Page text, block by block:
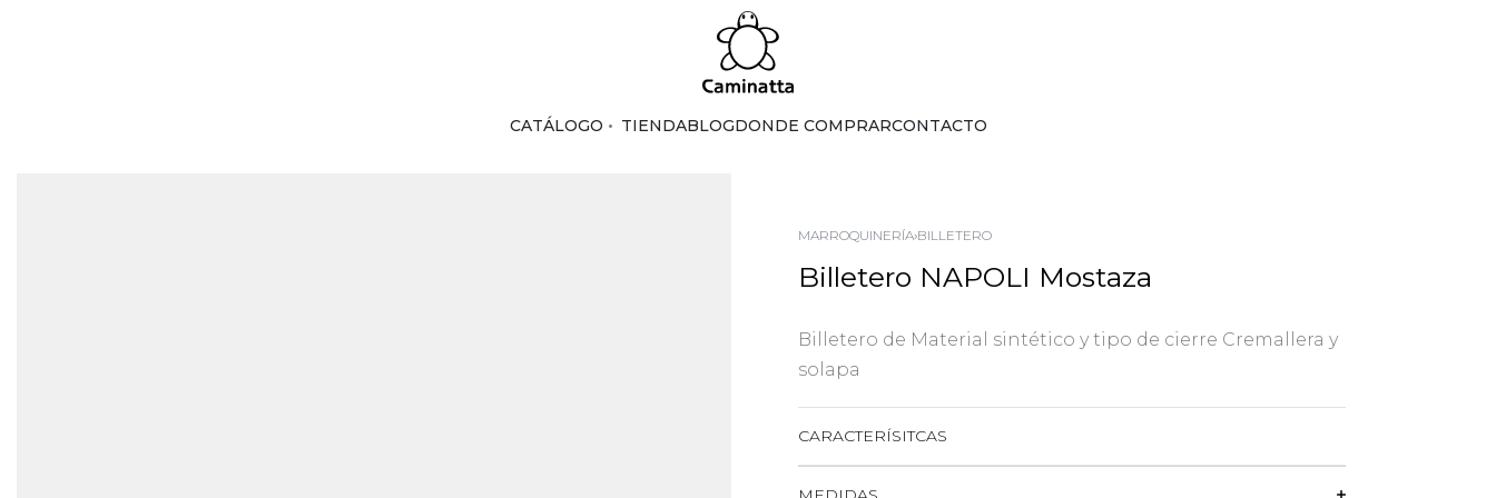
CATÁLOGO TIENDABLOGDONDE COMPRARCONTACTO
MARROQUINERÍA›BILLETERO
Billetero NAPOLI Mostaza
Billetero de Material sintético y tipo de cierre Cremallera y
solapa
CARACTERÍSITCAS